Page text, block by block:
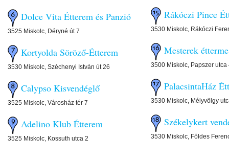
Dolce Vita Étterem és Panzió
3525 Miskolc, Déryné út 7
Kortyolda Söröző-Étterem
3530 Miskolc, Széchenyi István út 26
Calypso Kisvendéglő
3525 Miskolc, Városház tér 7
Adelino Klub Étterem
3525 Miskolc, Kossuth utca 2
Rákóczi Pince
3530 Miskolc, Rákóczi
Mesterek étterme
3500 Miskolc, Papszer utca
PalacsintaHáz
3530 Miskolc, Mélyvölgy
Székelykert
3530 Miskolc, Földes